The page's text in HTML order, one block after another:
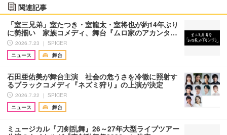
関連記事
「室三兄弟」室たつき・室龍太・室将也が約14年ぶり
に勢揃い 家族コメディ、舞台『ムロ家のアカンタ…
2026.7.23 ｜ SPICER
ニュース
舞台
石田亜佑美が舞台主演 社会の危うさを冷徹に照射す
るブラックコメディ『ネズミ狩り』の上演が決定
2026.7.22 ｜ SPICER
ニュース
舞台
ミュージカル『刀剣乱舞』26～27年大型ライブツアー